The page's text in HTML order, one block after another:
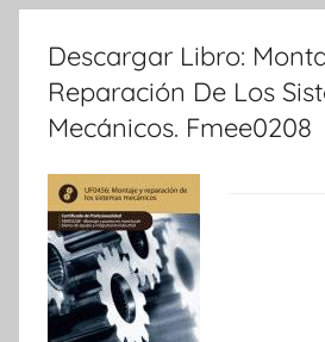
Descargar Libro:
Reparación De Los
Mecánicos. Fmee0208